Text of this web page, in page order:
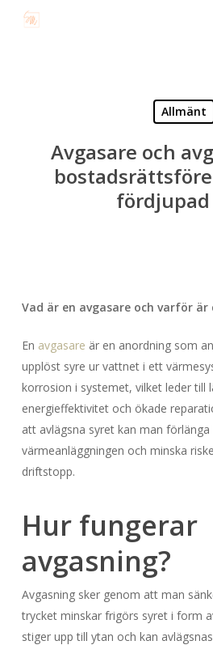
Allmänt
Avgasare och
Vad är en avgasare och varför är
En avgasare är en anordning som
upplöst syre ur vattnet i ett
korrosion i systemet, vilket leder till
energieffektivitet och ökade
att avlägsna syret kan man förlänga
värmeanläggningen och minska
driftstopp.
Hur fungerar
avgasning?
Avgasning sker genom att man
trycket minskar frigörs syret i form
stiger upp till ytan och kan